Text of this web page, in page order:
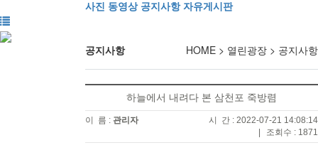
사진 동영상 공지사항 자유게시판
HOME > 열린광장 > 공지사항
공지사항
하늘에서 내려다 본 삼천포 죽방렴
이 름 : 관리자
시 간 : 2022-07-21 14:08:14
|
조회수 : 1871